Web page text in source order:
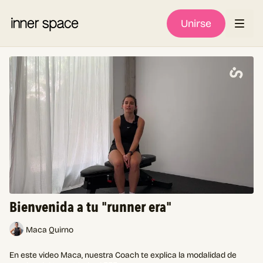
Unirse
Bienvenida a tu "runner era"
Maca Quirno
En este video Maca, nuestra Coach te explica la modalidad de